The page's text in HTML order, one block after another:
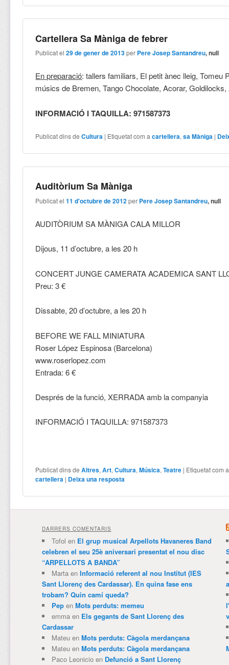
Cartellera Sa Màniga de febrer
Publicat el29 de gener de 2013 per Pere Josep Santandreu, null
En preparació: tallers familiars, El petit ànec lleig, Tomeu
músics de Bremen, Tango Chocolate, Acorar,
INFORMACIÓ I TAQUILLA: 971587373
Publicat dins de Cultura | Etiquetat com a cartellera,sa Màniga |
Auditòrium Sa Màniga
Publicat el11 d'octubre de 2012 per Pere Josep Santandreu, null
AUDITÒRIUM SA MÀNIGA CALA MILLOR
Dijous, 11 d’octubre, a les 20 h
CONCERT JUNGE CAMERATA ACADEMICA SANT
Preu: 3 €
Dissabte, 20 d’octubre, a les 20 h
BEFORE WE FALL MINIATURA
Roser López Espinosa (Barcelona)
www.roserlopez.com
Entrada: 6 €
Després de la funció, XERRADA amb la companyia
INFORMACIÓ I TAQUILLA: 971587373
Publicat dins de Altres,Art,Cultura,Música,Teatre | Etiquetat com a
cartellera | Deixa una resposta
DARRERS COMENTARIS
Tofol en El grup musical Arpellots Havaneres Band
celebren el seu 25è aniversari presentat el nou disc
“ARPELLOTS A BANDA”
Martaen Informació referent al nou Institut (IES
Sant Llorenç des Cardassar). En quina fase ens
trobam? Quin camí queda?
Pepen Mots perduts: memeu
emmaen Els gegants de Sant Llorenç des
Cardassar
Mateuen Mots perduts: Càgola merdançana
Mateuen Mots perduts: Càgola merdançana
Paco Leonicioen Defunció a Sant Llorenç